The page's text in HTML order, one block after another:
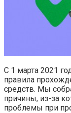
С 1 марта 2021
правила
средств. Мы
причины, из-за
проблемы при